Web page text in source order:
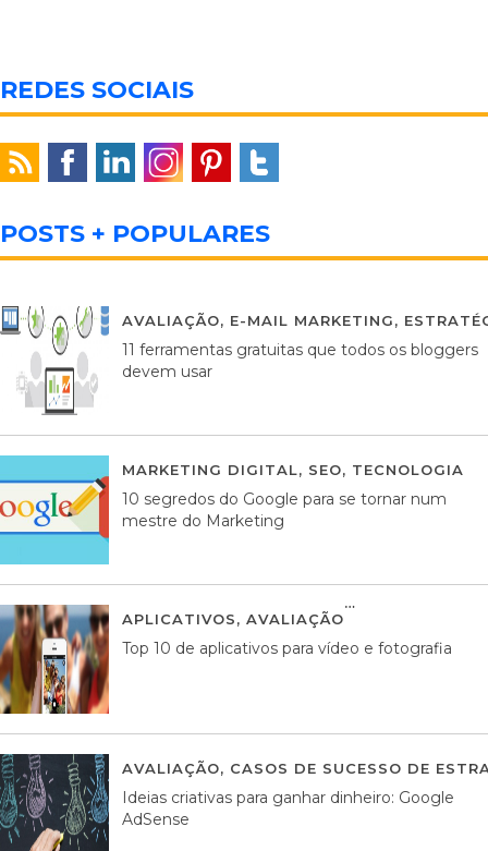
REDES SOCIAIS
POSTS + POPULARES
AVALIAÇÃO, E-MAIL MARKETING,
11 ferramentas gratuitas que todos os bloggers
devem usar
MARKETING DIGITAL, SEO, TECNOLOGIA
10 segredos do Google para se tornar num
mestre do Marketing
APLICATIVOS, AVALIAÇÃO
Top 10 de aplicativos para vídeo e fotografia
AVALIAÇÃO, CASOS DE SUCESSO DE
Ideias criativas para ganhar dinheiro: Google
AdSense